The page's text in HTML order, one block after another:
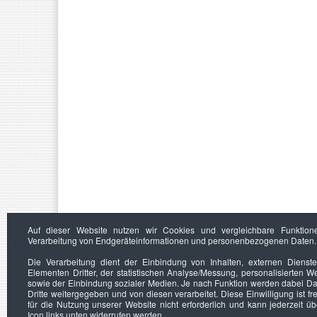
Auf dieser Website nutzen wir Cookies und vergleichbare
Verarbeitung von Endgeräteinformationen und personenbezogenen Daten.
Die Verarbeitung dient der Einbindung von Inhalten, externen
Elementen Dritter, der statistischen Analyse/Messung, personalisierten
sowie der Einbindung sozialer Medien. Je nach Funktion werden dabei
Dritte weitergegeben und von diesen verarbeitet. Diese Einwilligung ist
für die Nutzung unserer Website nicht erforderlich und kann jederzeit
Icon links unten widerrufen werden.